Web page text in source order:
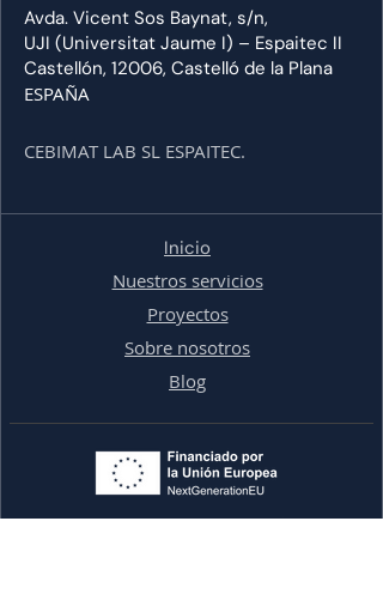
Avda. Vicent Sos Baynat, s/n,
UJI (Universitat Jaume I) – Espaitec II
Castellón, 12006, Castelló de la Plana
ESPAÑA
CEBIMAT LAB SL ESPAITEC.
Inicio
Nuestros servicios
Proyectos
Sobre nosotros
Blog